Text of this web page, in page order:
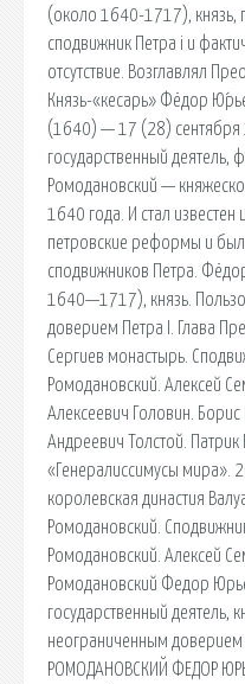
(около 1640-1717), князь,
сподвижник Петра i и
отсутствие. Возглавлял
Князь-«кесарь» Фёдор
(1640) — 17 (28) сентября
государственный деятель,
Ромодановский —
1640 года. И стал
петровские реформы и
сподвижников Петра.
1640—1717), князь.
доверием Петра I. Глава
Сергиев монастырь.
Ромодановский. Алексей
Алексеевич Головин.
Андреевич Толстой.
«Генералиссимусы мира».
королевская династия
Ромодановский.
Ромодановский. Алексей
Ромодановский Федор
государственный деятель,
неограниченным доверием
РОМОДАНОВСКИЙ ФЕДОР